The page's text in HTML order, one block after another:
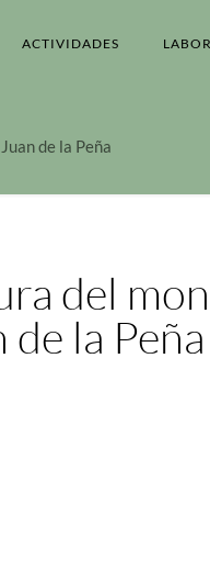
ACTIVIDADES
de la Peña
del
la Peña